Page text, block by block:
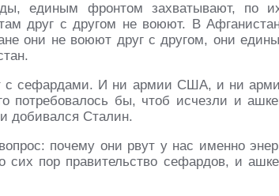
единым фронтом захватывают, по
друг с другом не воюют. В
они не воюют друг с другом, они
сефардами. И ни армии США, и ни
потребовалось бы, чтоб исчезли и
добивался Сталин.
почему они рвут у нас именно
пор правительство сефардов, и